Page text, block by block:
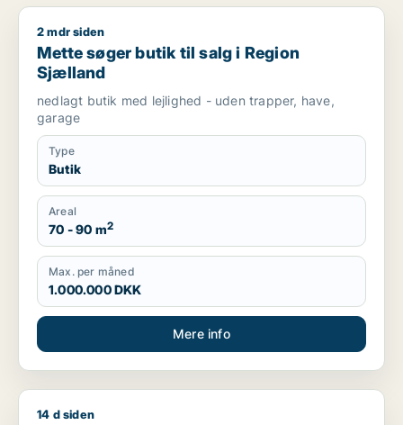
Mette søger butik til salg i Region Sjælland
2 mdr siden
Mette søger butik til salg i Region
Sjælland
nedlagt butik med lejlighed - uden trapper, have,
garage
Type
Butik
Areal
70 - 90 m2
Max. per måned
1.000.000 DKK
Mere info
Cicilie søger kontor, lager, værksted, butik,
14 d siden